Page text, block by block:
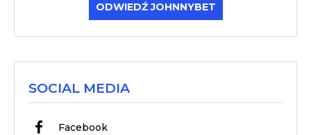
ODWIEDŹ JOHNNYBET
SOCIAL MEDIA
Facebook